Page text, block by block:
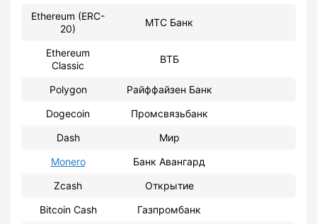
Ethereum (ERC-
20)
МТС Банк
Ethereum
Classic
ВТБ
Polygon
Райффайзен Банк
Dogecoin
Промсвязьбанк
Dash
Мир
Monero
Банк Авангард
Zcash
Открытие
Bitcoin Cash
Газпромбанк